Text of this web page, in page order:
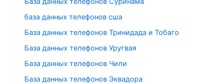
база данных телефонов сша
База данных телефонов Тринидада и Тобаго
База данных телефонов Уругвая
База данных телефонов Чили
База данных телефонов Эквадора